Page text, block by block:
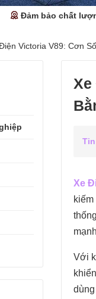
Đảm bảo chất
Victoria V89: Cơn
Xe
thống
Với